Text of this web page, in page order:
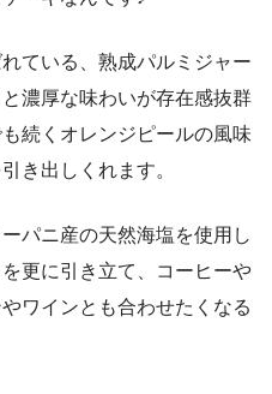
ている、熟成パルミジャー
濃厚な味わいが存在感抜群
続くオレンジピールの風味
き出しくれます。
パニ産の天然海塩を使用し
更に引き立て、コーヒーや
ワインとも合わせたくなる